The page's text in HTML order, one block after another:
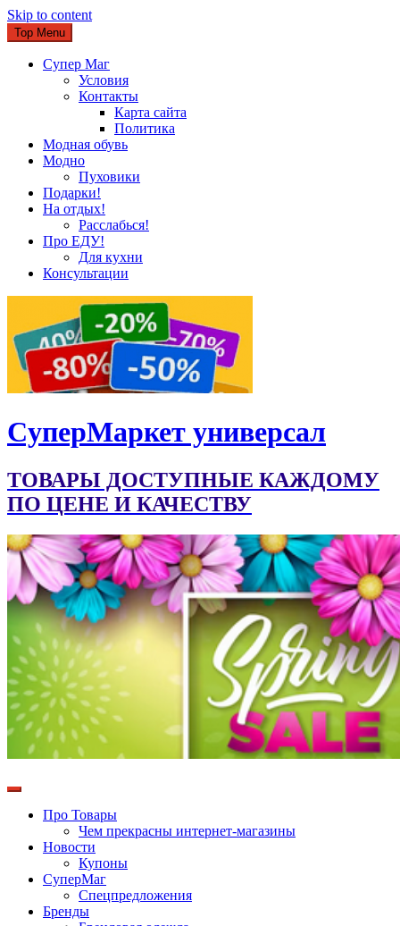
Skip to content
Top Menu
Супер Маг
Условия
Контакты
Карта сайта
Политика
Модная обувь
Модно
Пуховики
Подарки!
На отдых!
Расслабься!
Про ЕДУ!
Для кухни
Консультации
CуперМаркет универсал
ТОВАРЫ ДОСТУПНЫЕ КАЖДОМУ
ПО ЦЕНЕ И КАЧЕСТВУ
Про Товары
Чем прекрасны интернет-магазины
Новости
Купоны
СуперМаг
Спецпредложения
Бренды